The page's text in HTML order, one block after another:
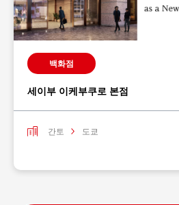
백화점
세이부 이케부쿠로 본점
간토 도쿄